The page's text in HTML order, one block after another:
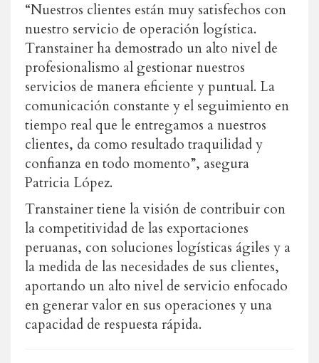
“Nuestros clientes están muy satisfechos con
nuestro servicio de operación logística.
Transtainer ha demostrado un alto nivel de
profesionalismo al gestionar nuestros
servicios de manera eficiente y puntual. La
comunicación constante y el seguimiento en
tiempo real que le entregamos a nuestros
clientes, da como resultado traquilidad y
confianza en todo momento”, asegura
Patricia López.
Transtainer tiene la visión de contribuir con
la competitividad de las exportaciones
peruanas, con soluciones logísticas ágiles y a
la medida de las necesidades de sus clientes,
aportando un alto nivel de servicio enfocado
en generar valor en sus operaciones y una
capacidad de respuesta rápida.